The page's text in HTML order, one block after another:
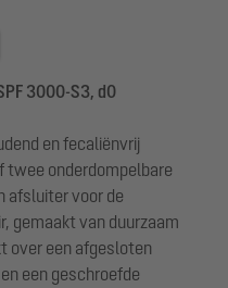
3000-S3, d0
en fecaliënvrij
onderdompelbare
afsluiter voor de
gemaakt van duurzaam
over een afgesloten
een geschroefde